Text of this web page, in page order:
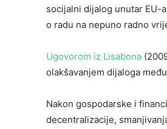
socijalni dijalog unutar EU-
o radu na nepuno radno
Ugovorom iz Lisabona
olakšavanjem dijaloga
Nakon gospodarske i
decentralizacije,